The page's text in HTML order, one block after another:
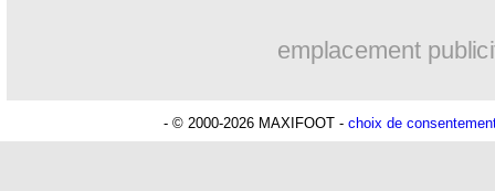
emplacement
- © 2000-2026 MAXIFOOT - choix de